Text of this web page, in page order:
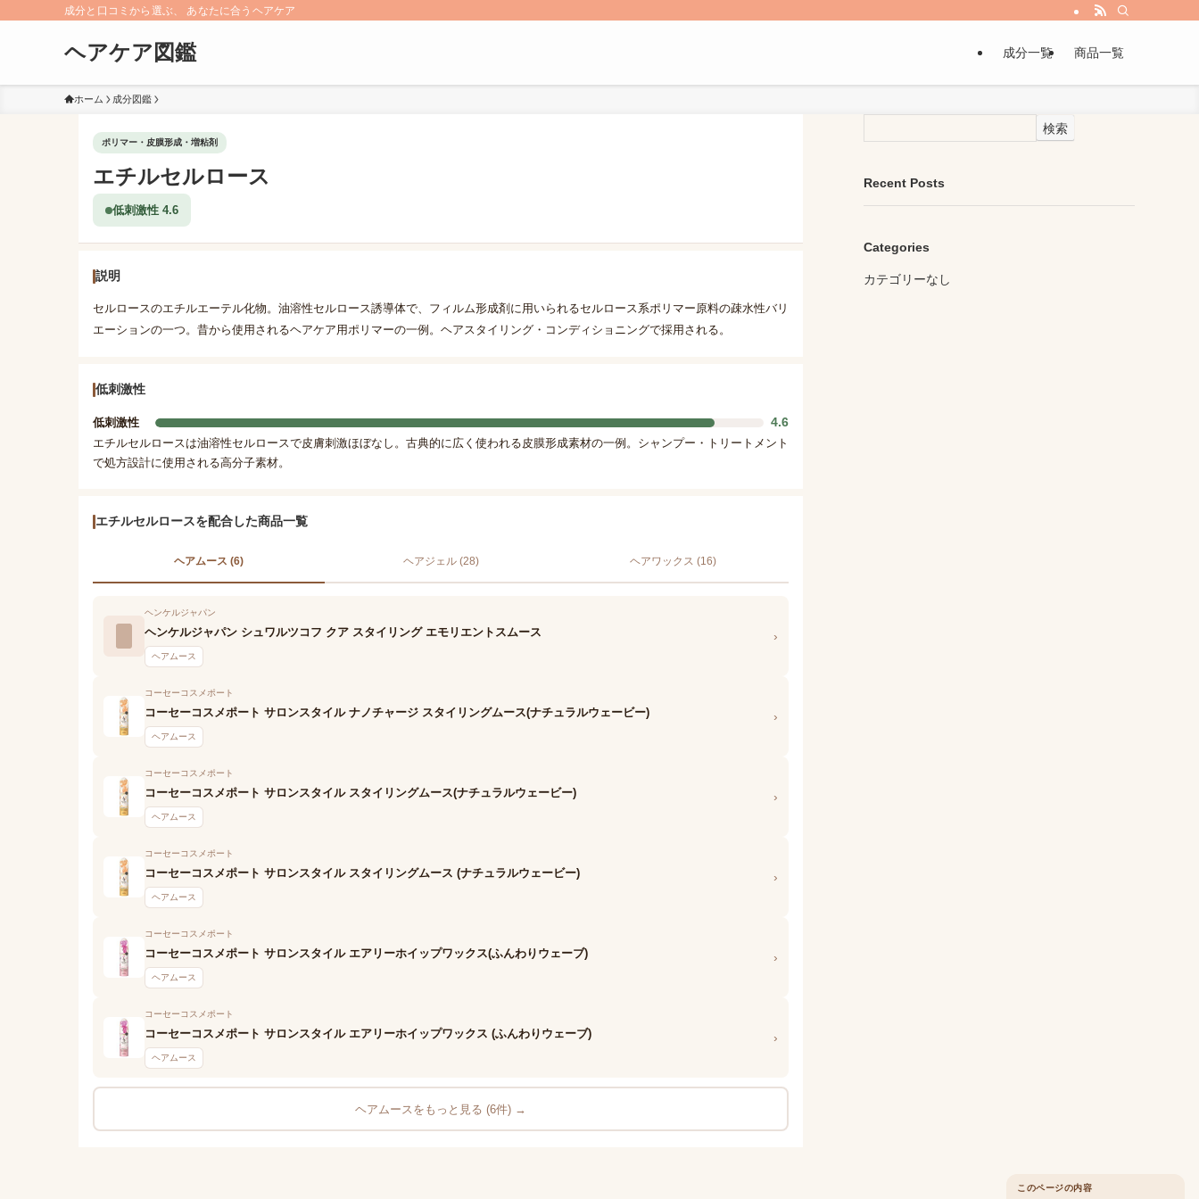
成分と口コミから選ぶ、 あなたに合うヘアケア
ヘアケア図鑑 成分一覧 商品一覧
ホーム 成分図鑑
ポリマー・皮膜形成・増粘剤
エチルセルロース
低刺激性 4.6
説明
セルロースのエチルエーテル化物。油溶性セルロース誘導体で、フィルム形成剤に用いられるセルロース系ポリマー原料の疎水性バリ
エーションの一つ。昔から使用されるヘアケア用ポリマーの一例。ヘアスタイリング・コンディショニングで採用される。
低刺激性
低刺激性 4.6
エチルセルロースは油溶性セルロースで皮膚刺激ほぼなし。古典的に広く使われる皮膜形成素材の一例。シャンプー・トリートメント
で処方設計に使用される高分子素材。
エチルセルロースを配合した商品一覧
ヘアムース (6) ヘアジェル (28) ヘアワックス (16)
ヘンケルジャパン
ヘンケルジャパン シュワルツコフ クア スタイリング エモリエントスムース
ヘアムース
›
コーセーコスメポート
コーセーコスメポート サロンスタイル ナノチャージ スタイリングムース(ナチュラルウェービー)
ヘアムース
›
コーセーコスメポート
コーセーコスメポート サロンスタイル スタイリングムース(ナチュラルウェービー)
ヘアムース
›
コーセーコスメポート
コーセーコスメポート サロンスタイル スタイリングムース (ナチュラルウェービー)
ヘアムース
›
コーセーコスメポート
コーセーコスメポート サロンスタイル エアリーホイップワックス(ふんわりウェーブ)
ヘアムース
›
コーセーコスメポート
コーセーコスメポート サロンスタイル エアリーホイップワックス (ふんわりウェーブ)
ヘアムース
›
ヘアムースをもっと見る (6件) →
検索
Recent Posts
Categories
カテゴリーなし
このページの内容